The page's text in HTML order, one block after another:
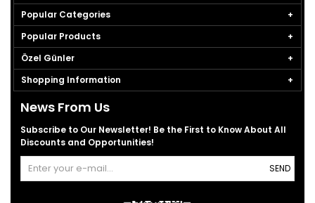
Popular Categories
Popular Products
Özel Günler
Shopping Information
News From Us
Subscribe to Our Newsletter! Be the First to Know About All
Discounts and Opportunities!
SEND